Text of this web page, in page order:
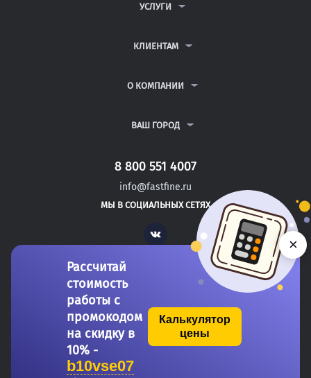
УСЛУГИ
ДИПЛОМНЫЕ РАБОТЫ
РЕФЕРАТЫ
КЛИЕНТАМ
ВОПРОСЫ И ОТВЕТЫ
ПОЛИТИКА КОНФИДЕНЦИАЛЬНОСТИ
О КОМПАНИИ
КОНТАКТЫ
ВАШ ГОРОД
САНКТ-ПЕТЕРБУРГ
МАГНИТОГОРСК
ЙОШКАР-ОЛА
8 800 551 4007
info@fastfine.ru
МЫ В СОЦИАЛЬНЫХ СЕТЯХ
Vk
Copyright 2011-2026 FastFine.ru
Рассчитай
стоимость
работы с
промокодом
на скидку в
10% -
b10vse07
Калькулятор
цены
×